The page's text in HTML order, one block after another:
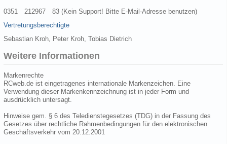
0351 212967 83 (Kein Support! Bitte E-Mail-Adresse benutzen)
Vertretungsberechtigte
Sebastian Kroh, Peter Kroh, Tobias Dietrich
Weitere Informationen
Markenrechte
RCweb.de ist eingetragenes internationale Markenzeichen. Eine
Verwendung dieser Markenkennzeichnung ist in jeder Form und
ausdrücklich untersagt.
Hinweise gem. § 6 des Teledienstegesetzes (TDG) in der Fassung des
Gesetzes über rechtliche Rahmenbedingungen für den elektronischen
Geschäftsverkehr vom 20.12.2001